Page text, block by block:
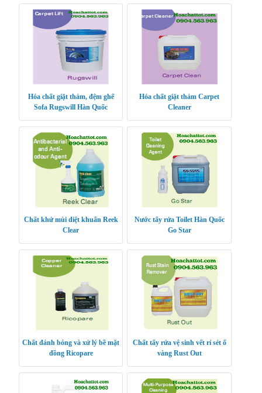
Hóa chất giặt thảm, đệm ghế
Sofa Rugswill Hàn Quốc
Hóa chất giặt thảm Carpet
Cleaner
Chất khử mùi diệt khuẩn Reek
Clear
Nước tẩy rửa Toilet Hàn Quốc
Go Star
Chất đánh bóng và xử lý bề mặt
đồng Ricopare
Chất tẩy rửa vệ sinh vết rỉ sét ố
vàng Rust Out